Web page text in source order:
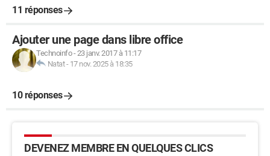
{
	display:inline-block;
	height:56px;
	width:48px;
	padding-left:5px;
#boutondemarrer:hover
11 réponses
Ajouter une page dans libre office
Technoinfo-23 janv. 2017 à 11:17
Natat- 17 nov. 2025 à 18:35
10 réponses
DEVENEZ MEMBRE EN QUELQUES CLICS